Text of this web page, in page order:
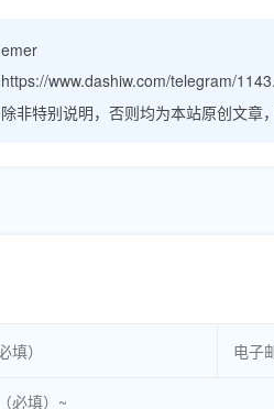
emer
https://www.dashiw.com/telegram/
除非特别说明，否则均为本站原创文章